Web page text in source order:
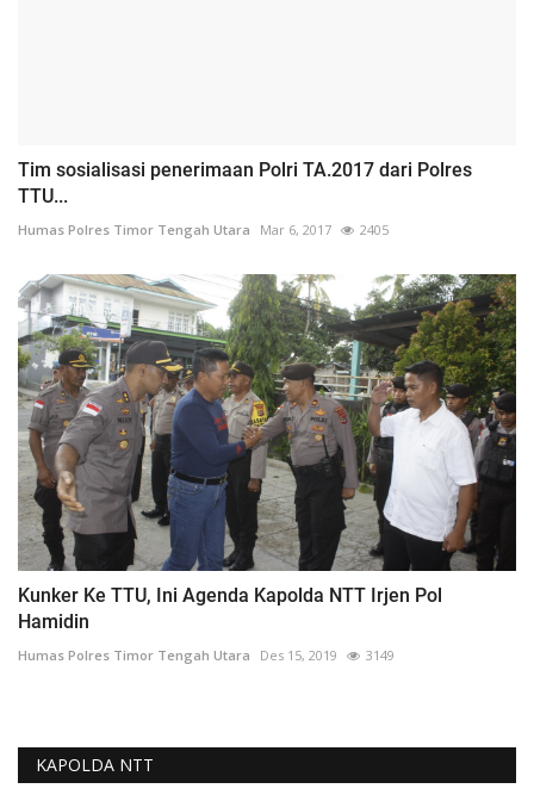
Tim sosialisasi penerimaan Polri TA.2017 dari Polres
TTU...
Humas Polres Timor Tengah Utara Mar 6, 2017 2405
Kunker Ke TTU, Ini Agenda Kapolda NTT Irjen Pol
Hamidin
Humas Polres Timor Tengah Utara Des 15, 2019 3149
KAPOLDA NTT